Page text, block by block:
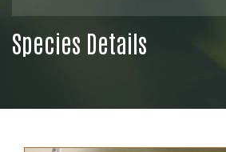
Species Details